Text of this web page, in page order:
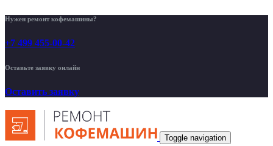
Нужен ремонт кофемашины?
+7 499 455-00-42
Оставьте заявку онлайн
Оставить заявку
Toggle navigation